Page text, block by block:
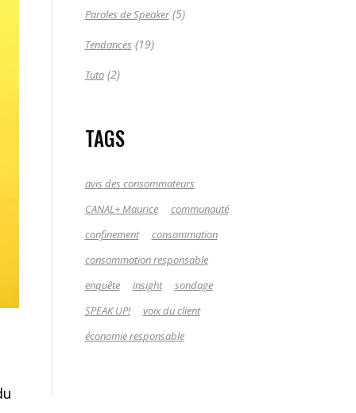
Paroles de Speaker(5)
Tendances (19)
Tuto(2)
TAGS
avis des consommateurs
CANAL+ Maurice
communauté
confinement
consommation
consommation responsable
enquête
insight
sondage
SPEAK UP!
voix du client
économie responsable